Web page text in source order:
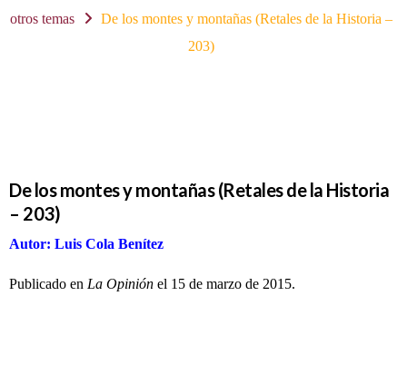
otros temas
De los montes y montañas (Retales de la Historia –
203)
De los montes y montañas (Retales de la Historia
– 203)
Autor: Luis Cola Benítez
Publicado en La Opinión el 15 de marzo de 2015.